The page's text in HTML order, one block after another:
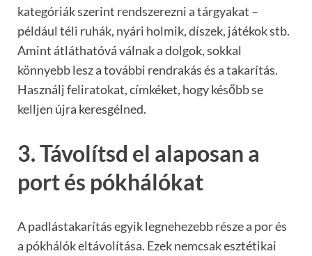
kategóriák szerint rendszerezni a tárgyakat –
például téli ruhák, nyári holmik, díszek, játékok stb.
Amint átláthatóvá válnak a dolgok, sokkal
könnyebb lesz a további rendrakás és a takarítás.
Használj feliratokat, címkéket, hogy később se
kelljen újra keresgélned.
3. Távolítsd el alaposan a
port és pókhálókat
A padlástakarítás egyik legnehezebb része a por és
a pókhálók eltávolítása. Ezek nemcsak esztétikai